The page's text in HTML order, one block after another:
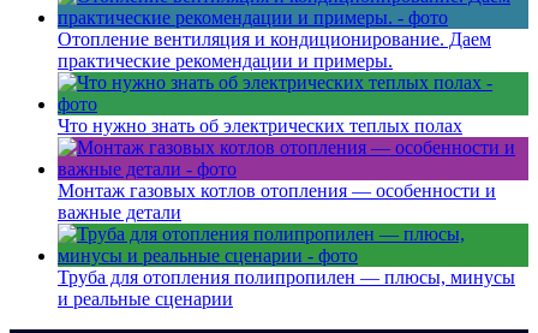
Отопление вентиляция и кондиционирование. Даем
практические рекомендации и примеры.
Что нужно знать об электрических теплых полах
Монтаж газовых котлов отопления — особенности и
важные детали
Труба для отопления полипропилен — плюсы, минусы
и реальные сценарии